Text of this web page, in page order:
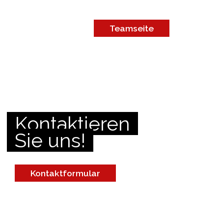
Teamseite
Kontaktieren
Sie uns!
Kontaktformular